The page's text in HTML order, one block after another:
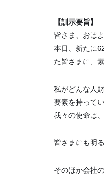
【訓示要旨】
皆さま、おは
本日、新たに
た皆さまに、
私がどんな人
要素を持って
我々の使命は
皆さまにも明
そのほか会社